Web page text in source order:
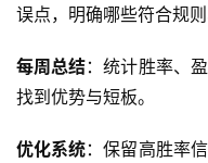
黄
期
货
误点，明确哪些符合规则
每周总结：统计胜率、
找到优势与短板。
优化系统：保留高胜率